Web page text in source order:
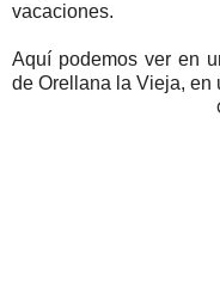
vacaciones.
Aquí podemos ver en
de Orellana la Vieja, en